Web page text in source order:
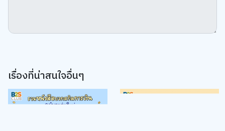
เรื่องที่น่าสนใจอื่นๆ